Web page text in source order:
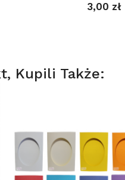
3,00 zł
Kupili Także: